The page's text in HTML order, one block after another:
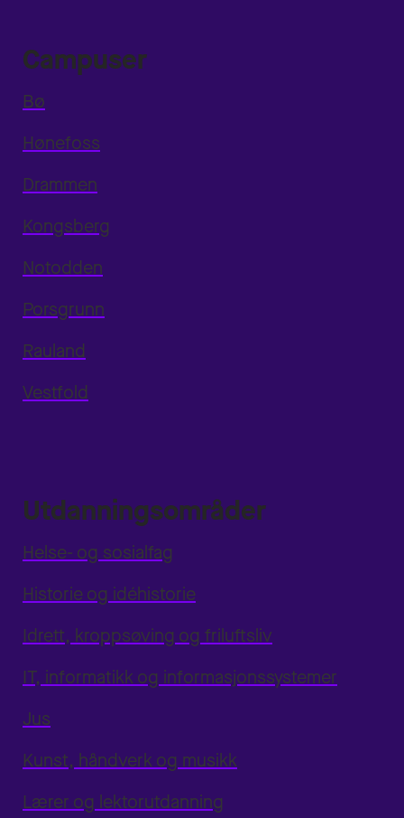
Campuser
Bø
Hønefoss
Drammen
Kongsberg
Notodden
Porsgrunn
Rauland
Vestfold
Utdanningsområder
Helse- og sosialfag
Historie og idéhistorie
Idrett, kroppsøving og friluftsliv
IT, informatikk og informasjonssystemer
Jus
Kunst, håndverk og musikk
Lærer og lektorutdanning